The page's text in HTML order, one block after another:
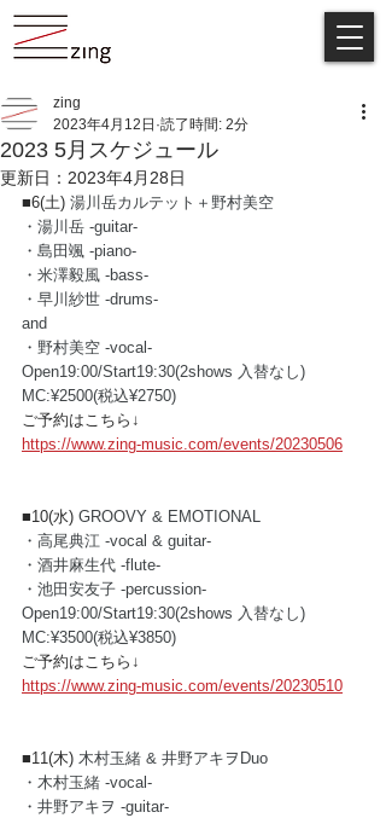
2023 5月スケジュール
zing
2023年4月12日 読了時間: 2分
更新日： 2023年4月28日
■6(土) 湯川岳カルテット＋野村美空
・湯川岳 -guitar-
・島田颯 -piano-
・米澤毅風 -bass-
・早川紗世 -drums-
and
・野村美空 -vocal-
Open19:00/Start19:30(2shows 入替なし)
MC:¥2500(税込¥2750)
ご予約はこちら↓
https://www.zing-music.com/events/20230506
■10(水) GROOVY & EMOTIONAL
・高尾典江 -vocal & guitar-
・酒井麻生代 -flute-
・池田安友子 -percussion-
Open19:00/Start19:30(2shows 入替なし)
MC:¥3500(税込¥3850)
ご予約はこちら↓
https://www.zing-music.com/events/20230510
■11(木) 木村玉緒 & 井野アキヲDuo
・木村玉緒 -vocal-
・井野アキヲ -guitar-